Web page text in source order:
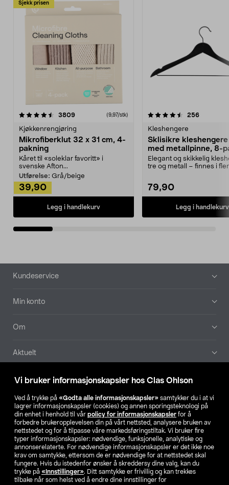
Vi bruker informasjonskapsler hos Clas Ohlson
Ved å trykke på «Godta alle informasjonskapsler» samtykker du i at vi
lagrer informasjonskapsler (cookies) og annen sporingsteknologi på
din enhet i henhold til vår policy for informasjonskapsler for å
forbedre brukeropplevelsen din på vårt nettsted, analysere bruken av
nettstedet og for å tilpasse våre markedsføringstiltak. Vi bruker fire
typer informasjonskapsler: nødvendige, funksjonelle, analytiske og
annonserelaterte. For nødvendige informasjonskapsler er det ikke noe
krav om samtykke, ettersom de er nødvendige for at nettstedet skal
fungere. Hvis du istedenfor ønsker å skreddersy dine valg, kan du
trykke på «Innstillinger». Ditt samtykke er frivillig og kan trekkes
tilbake når som helst ved å endre dine innstillinger for
Sjekk prisen
3809anmeldelser(9,97/stk)
Kjøkkenrengjøring
Mikrofiberklut 32 x 31 cm, 4-
pakning
Kåret til «soleklar favoritt» i
svenske Afton...
Utførelse: Grå/beige
39,90
Legg i handlekurv
4.5av 5 stjerner 256
Kleshengere
Sklisikre
med metallpinne, 8-
Elegant og skikkelig
tre og metall – finnes i
79,90
Legg i handlekurv
4.5av 5 stjerner
Bunntekst
Kundeservice
Min konto
Om
Aktuelt
Våre selskaper
Finn din butikk
SE NO FI